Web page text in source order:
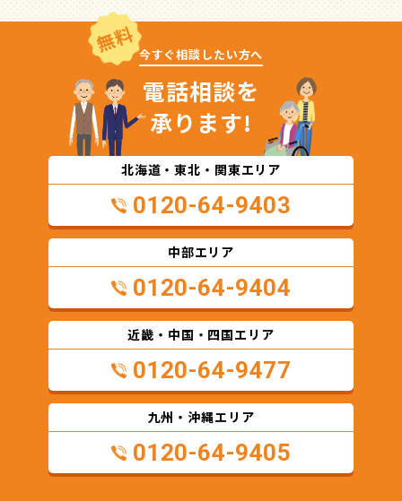
無料 今すぐ相談したい方へ
電話相談を
承ります!
北海道・東北・関東エリア
0120-64-9403
中部エリア
0120-64-9404
近畿・中国・四国エリア
0120-64-9477
九州・沖縄エリア
0120-64-9405